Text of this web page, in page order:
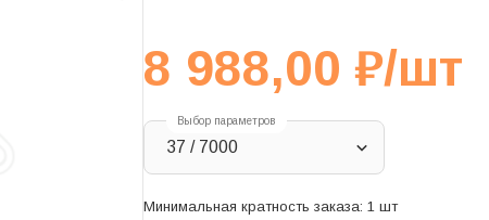
8 988,00 ₽/шт
Выбор параметров
37 / 7000
Минимальная кратность заказа: 1 шт